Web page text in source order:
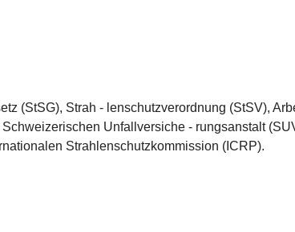
(StSG), Strah - lenschutzverordnung (StSV),
Unfallversiche - rungsanstalt
Strahlenschutzkommission (ICRP).